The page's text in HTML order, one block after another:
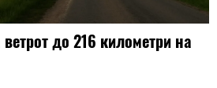
до 216 километри на